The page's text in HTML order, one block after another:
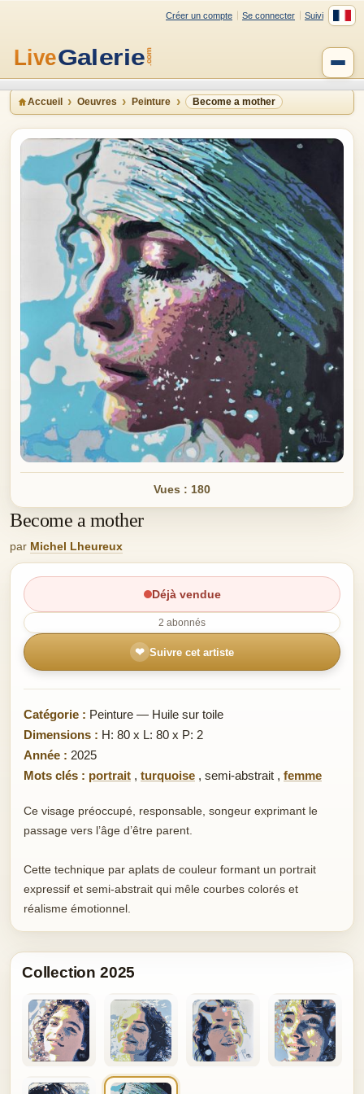
Créer un compte Se connecter Suivi
Accueil Oeuvres Peinture Become a mother
Vues : 180
Become a mother
par Michel Lheureux
Déjà vendue
2 abonnés
❤ Suivre cet artiste
Catégorie : Peinture — Huile sur toile
Dimensions : H: 80 x L: 80 x P: 2
Année : 2025
Mots clés : portrait , turquoise , semi-abstrait , femme
Ce visage préoccupé, responsable, songeur exprimant le
passage vers l’âge d’être parent.
Cette technique par aplats de couleur formant un portrait
expressif et semi-abstrait qui mêle courbes colorés et
réalisme émotionnel.
Collection 2025